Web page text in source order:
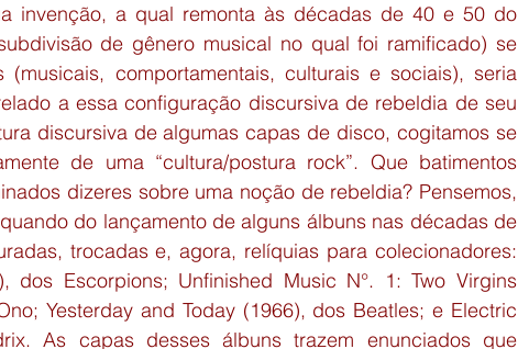
invenção, a qual remonta às décadas de 40 e 50 do
de gênero musical no qual foi ramificado) se
comportamentais, culturais e sociais), seria
a essa configuração discursiva de rebeldia de seu
discursiva de algumas capas de disco, cogitamos se
de uma “cultura/postura rock”. Que batimentos
dizeres sobre uma noção de rebeldia? Pensemos,
do lançamento de alguns álbuns nas décadas de
trocadas e, agora, relíquias para colecionadores:
dos Escorpions; Unfinished Music N°. 1: Two Virgins
Yesterday and Today (1966), dos Beatles; e Electric
As capas desses álbuns trazem enunciados que